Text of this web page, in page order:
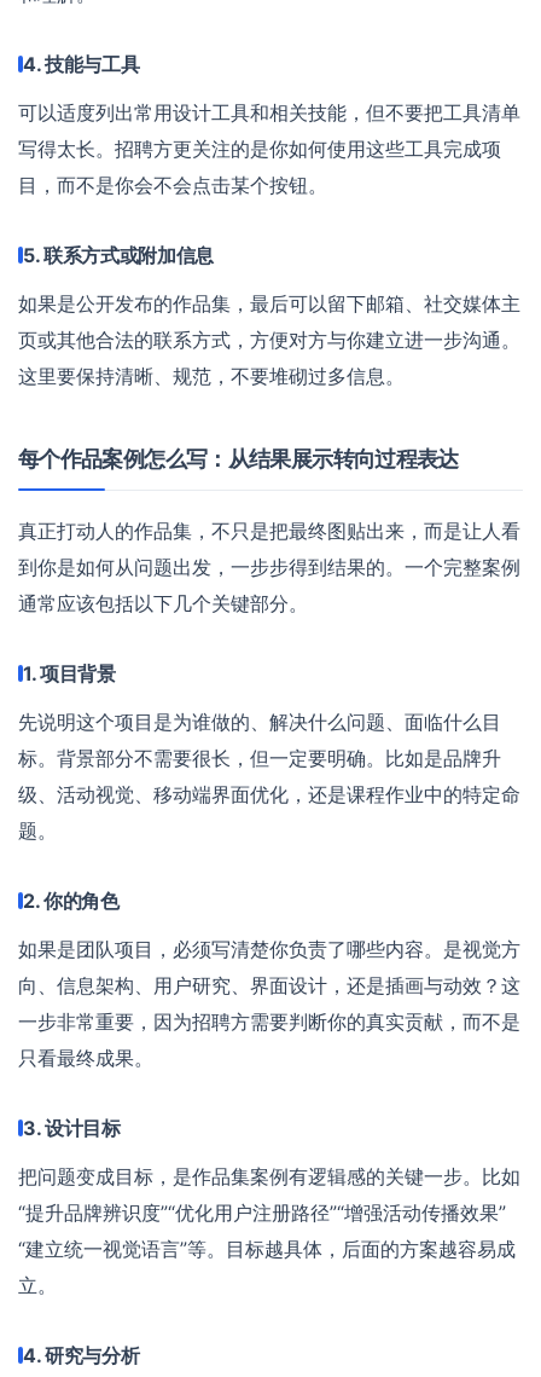
4. 技能与工具
可以适度列出常用设计工具和相关技能，但不要把工具清单
写得太长。招聘方更关注的是你如何使用这些工具完成项
目，而不是你会不会点击某个按钮。
5. 联系方式或附加信息
如果是公开发布的作品集，最后可以留下邮箱、社交媒体主
页或其他合法的联系方式，方便对方与你建立进一步沟通。
这里要保持清晰、规范，不要堆砌过多信息。
每个作品案例怎么写：从结果展示转向过程表达
真正打动人的作品集，不只是把最终图贴出来，而是让人看
到你是如何从问题出发，一步步得到结果的。一个完整案例
通常应该包括以下几个关键部分。
1. 项目背景
先说明这个项目是为谁做的、解决什么问题、面临什么目
标。背景部分不需要很长，但一定要明确。比如是品牌升
级、活动视觉、移动端界面优化，还是课程作业中的特定命
题。
2. 你的角色
如果是团队项目，必须写清楚你负责了哪些内容。是视觉方
向、信息架构、用户研究、界面设计，还是插画与动效？这
一步非常重要，因为招聘方需要判断你的真实贡献，而不是
只看最终成果。
3. 设计目标
把问题变成目标，是作品集案例有逻辑感的关键一步。比如
“提升品牌辨识度”“优化用户注册路径”“增强活动传播效果”
“建立统一视觉语言”等。目标越具体，后面的方案越容易成
立。
4. 研究与分析